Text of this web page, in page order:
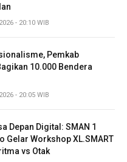
- 20:10 WIB
Pemkab
10.000 Bendera
- 20:05 WIB
Depan Digital: SMAN 1
Gelar Workshop XL.SMART
vs Otak